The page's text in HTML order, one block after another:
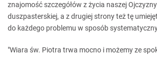
znajomość szczegółów z życia naszej
duszpasterskiej, a z drugiej strony też tę
do każdego problemu w sposób
"Wiara św. Piotra trwa mocno i możemy ze